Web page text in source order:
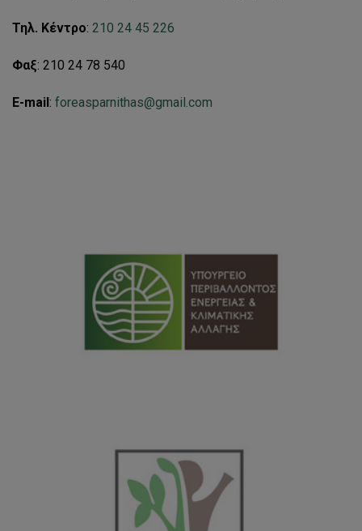
Τηλ. Κέντρο: 210 24 45 226
Φαξ: 210 24 78 540
E-mail: foreasparnithas@gmail.com